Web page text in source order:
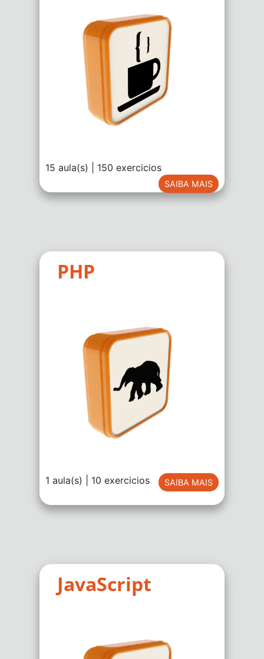
15 aula(s) | 150 exercicios
SAIBA MAIS
PHP
1 aula(s) | 10 exercicios SAIBA MAIS
JavaScript